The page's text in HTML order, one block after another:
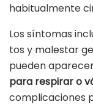
habitualmente
Los síntomas
tos y malestar
pueden
para respirar o
complicaciones